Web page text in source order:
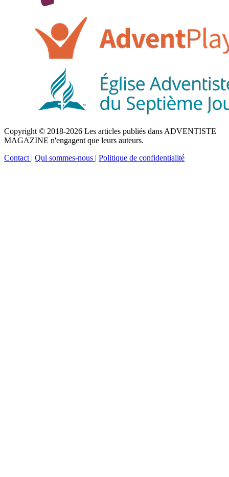
Copyright © 2018-2026 Les articles publiés dans ADVENTISTE
MAGAZINE n'engagent que leurs auteurs.
Contact | Qui sommes-nous | Politique de confidentialité